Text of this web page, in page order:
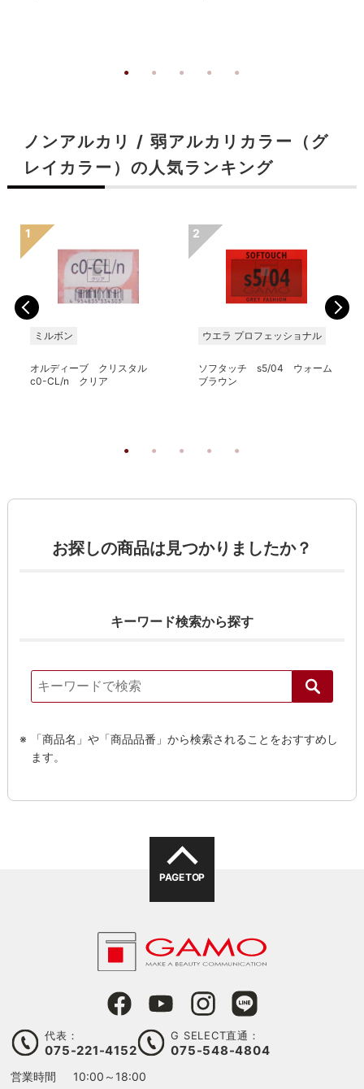
ノンアルカリ / 弱アルカリカラー（グ
レイカラー）の人気ランキング
ミルボン
オルディーブ クリスタル
c0-CL/n クリア
ウエラ プロフェッショナル
ソフタッチ s5/04 ウォーム
ブラウン
お探しの商品は見つかりましたか？
キーワード検索から探す
「商品名」や「商品品番」から検索されることをおすすめし
ます。
PAGE TOP
代表：
075-221-4152
G SELECT直通：
075-548-4804
営業時間 10:00～18:00